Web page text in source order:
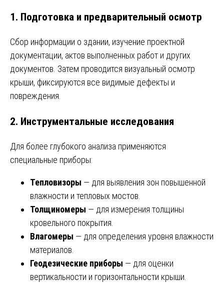
1. Подготовка и предварительный осмотр
Сбор информации о здании, изучение проектной
документации, актов выполненных работ и других
документов. Затем проводится визуальный осмотр
крыши, фиксируются все видимые дефекты и
повреждения.
2. Инструментальные исследования
Для более глубокого анализа применяются
специальные приборы:
Тепловизоры — для выявления зон повышенной
влажности и тепловых мостов.
Толщиномеры — для измерения толщины
кровельного покрытия.
Влагомеры — для определения уровня влажности
материалов.
Геодезические приборы — для оценки
вертикальности и горизонтальности крыши.